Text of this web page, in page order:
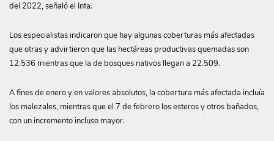
del 2022, señaló el Inta.
Los especialistas indicaron que hay algunas coberturas más afectadas
que otras y advirtieron que las hectáreas productivas quemadas son
12.536 mientras que la de bosques nativos llegan a 22.509.
A fines de enero y en valores absolutos, la cobertura más afectada incluía
los malezales, mientras que el 7 de febrero los esteros y otros bañados,
con un incremento incluso mayor.